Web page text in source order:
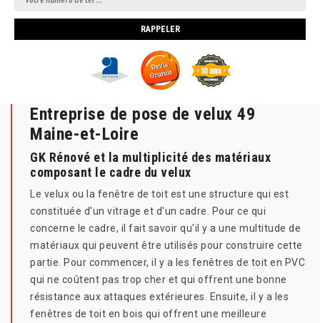
Entreprise de pose de velux 49
Maine-et-Loire
GK Rénové et la multiplicité des matériaux
composant le cadre du velux
Le velux ou la fenêtre de toit est une structure qui est
constituée d'un vitrage et d'un cadre. Pour ce qui
concerne le cadre, il fait savoir qu'il y a une multitude de
matériaux qui peuvent être utilisés pour construire cette
partie. Pour commencer, il y a les fenêtres de toit en PVC
qui ne coûtent pas trop cher et qui offrent une bonne
résistance aux attaques extérieures. Ensuite, il y a les
fenêtres de toit en bois qui offrent une meilleure